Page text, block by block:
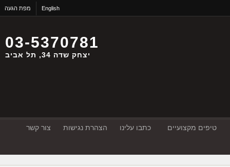
English מפת הגעה
03-5370781
יצחק שדה 34, תל אביב
טיפים מקצועיים כתבו עלינו הצהרת נגישות צור קשר